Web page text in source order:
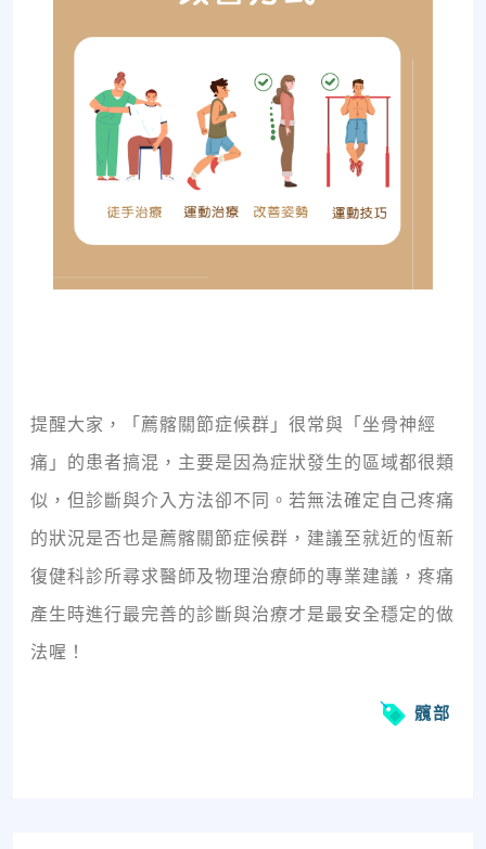
提醒大家，「薦髂關節症候群」很常與「坐骨神經
痛」的患者搞混，主要是因為症狀發生的區域都很類
似，但診斷與介入方法卻不同。若無法確定自己疼痛
的狀況是否也是薦髂關節症候群，建議至就近的恆新
復健科診所尋求醫師及物理治療師的專業建議，疼痛
產生時進行最完善的診斷與治療才是最安全穩定的做
法喔！
髖部